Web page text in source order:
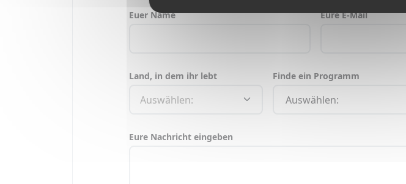
Euer Name Eure E-Mail
Land, in dem ihr lebt Finde ein Programm
Eure Nachricht eingeben